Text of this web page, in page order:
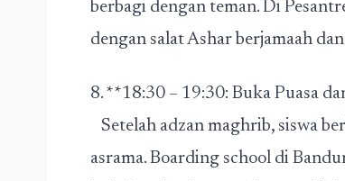
berbagi dengan teman. Di
dengan salat Ashar berjamaah
8. **18:30 – 19:30: Buka Puasa
Setelah adzan maghrib, siswa
asrama. Boarding school di